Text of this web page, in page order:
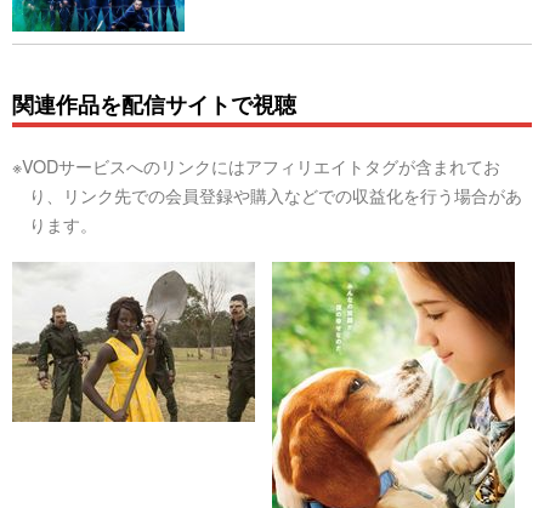
関連作品を配信サイトで視聴
※VODサービスへのリンクにはアフィリエイトタグが含まれてお
り、リンク先での会員登録や購入などでの収益化を行う場合があ
ります。